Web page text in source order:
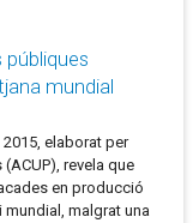
públiques
mundial
elaborat per
revela que
en producció
malgrat una